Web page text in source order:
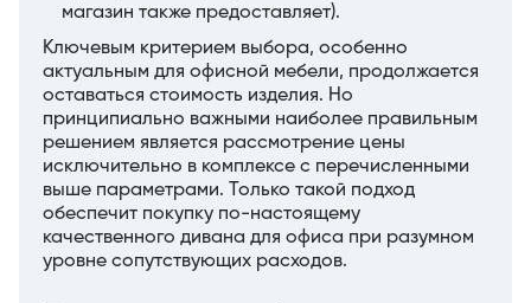
магазин также предоставляет).
Ключевым критерием выбора, особенно
актуальным для офисной мебели, продолжается
оставаться стоимость изделия. Но
принципиально важными наиболее правильным
решением является рассмотрение цены
исключительно в комплексе с перечисленными
выше параметрами. Только такой подход
обеспечит покупку по-настоящему
качественного дивана для офиса при разумном
уровне сопутствующих расходов.